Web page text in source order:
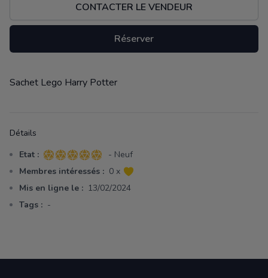
CONTACTER LE VENDEUR
Réserver
Description
Sachet Lego Harry Potter
Détails
Etat : 5 sur 5 étoiles
- Neuf
Membres intéressés : 0 x
Mis en ligne le : 13/02/2024
Tags : -